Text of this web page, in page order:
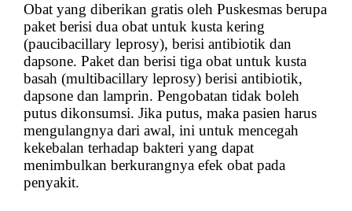
Obat yang diberikan gratis oleh Puskesmas berupa
paket berisi dua obat untuk kusta kering
(paucibacillary leprosy), berisi antibiotik dan
dapsone. Paket dan berisi tiga obat untuk kusta
basah (multibacillary leprosy) berisi antibiotik,
dapsone dan lamprin. Pengobatan tidak boleh
putus dikonsumsi. Jika putus, maka pasien harus
mengulangnya dari awal, ini untuk mencegah
kekebalan terhadap bakteri yang dapat
menimbulkan berkurangnya efek obat pada
penyakit.